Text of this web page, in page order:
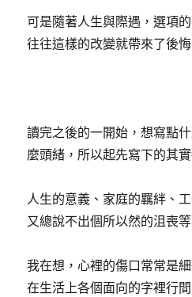
可是隨著人生與際遇，選項
往往這樣的改變就帶來了後
讀完之後的一開始，想寫點
麼頭緒，所以起先寫下的其
人生的意義、家庭的羈絆、
又總說不出個所以然的沮喪等
我在想，心裡的傷口常常是
在生活上各個面向的字裡行間